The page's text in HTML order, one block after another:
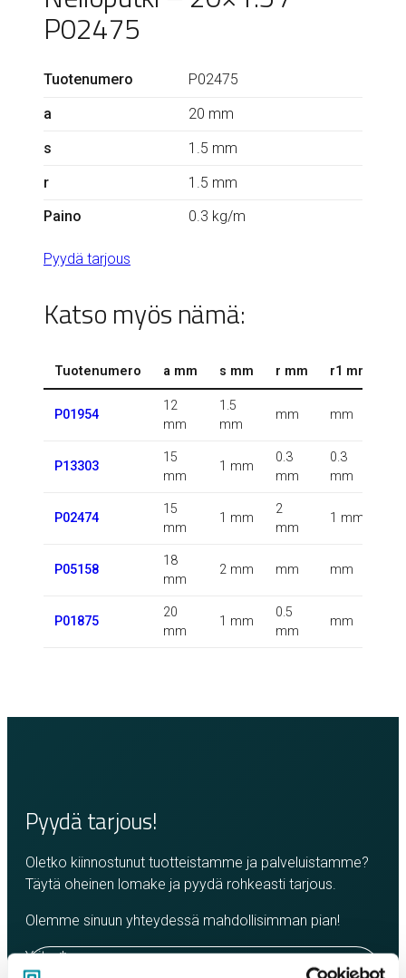
P02475
Tuotenumero
P02475
a
20 mm
s
1.5 mm
r
1.5 mm
Paino
0.3 kg/m
Pyydä tarjous
Katso myös nämä:
Tuotenumero a mm s mm r mm r1 mm
P01954
12
mm
1.5
mm
mm mm
P13303
15
mm
1 mm
0.3
mm
0.3
mm
P02474
15
mm
1 mm
2
mm
1 mm
P05158
18
mm
2 mm mm mm
P01875
20
mm
1 mm
0.5
mm
mm
Pyydä tarjous!
Oletko kiinnostunut tuotteistamme ja palveluistamme?
Täytä oheinen lomake ja pyydä rohkeasti tarjous.
Olemme sinuun yhteydessä mahdollisimman pian!
Yritys*